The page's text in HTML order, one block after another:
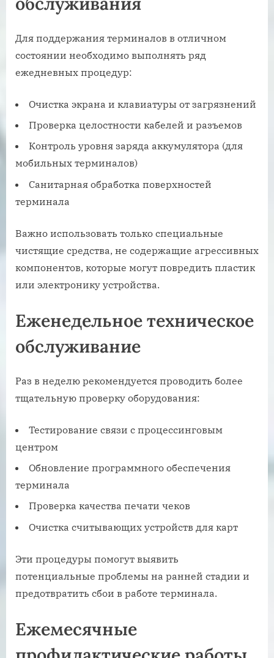
Для поддержания терминалов в отличном
состоянии необходимо выполнять ряд
ежедневных процедур:
Очистка экрана и клавиатуры от загрязнений
Проверка целостности кабелей и разъемов
Контроль уровня заряда аккумулятора (для
мобильных терминалов)
Санитарная обработка поверхностей
терминала
Важно использовать только специальные
чистящие средства, не содержащие агрессивных
компонентов, которые могут повредить пластик
или электронику устройства.
Еженедельное техническое
обслуживание
Раз в неделю рекомендуется проводить более
тщательную проверку оборудования:
Тестирование связи с процессинговым
центром
Обновление программного обеспечения
терминала
Проверка качества печати чеков
Очистка считывающих устройств для карт
Эти процедуры помогут выявить
потенциальные проблемы на ранней стадии и
предотвратить сбои в работе терминала.
Ежемесячные